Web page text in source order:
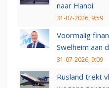
naar Hanoi
31-07-2026, 9:59
Voormalig
Swelheim aan
31-07-2026, 9:09
Rusland trekt